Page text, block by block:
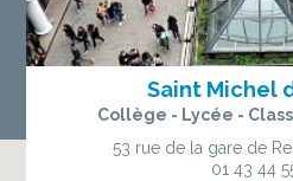
Saint Michel
Collège - Lycée -
53 rue de la gare de
01 43 44